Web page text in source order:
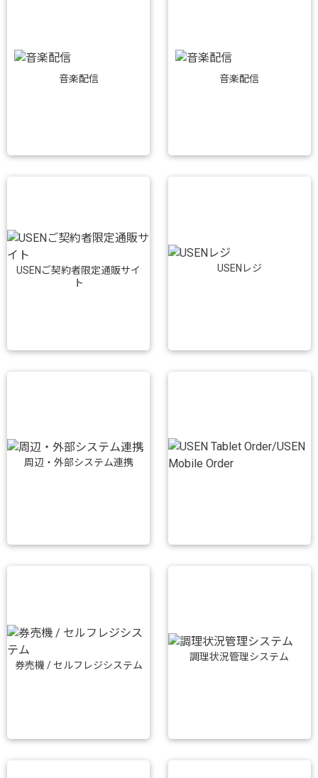
音楽配信 音楽配信
USENご契約者限定通販サイ
ト
USENレジ
周辺・外部システム連携
券売機 / セルフレジシステム
調理状況管理システム